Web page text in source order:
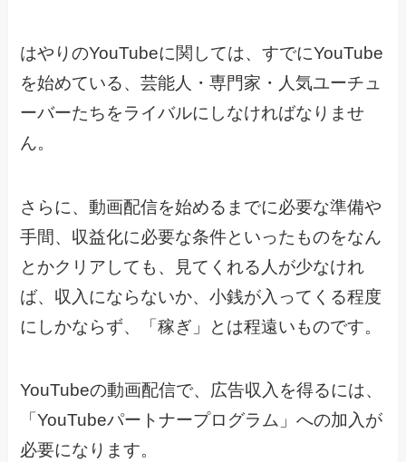
はやりのYouTubeに関しては、すでにYouTube
を始めている、芸能人・専門家・人気ユーチュ
ーバーたちをライバルにしなければなりませ
ん。
さらに、動画配信を始めるまでに必要な準備や
手間、収益化に必要な条件といったものをなん
とかクリアしても、見てくれる人が少なけれ
ば、収入にならないか、小銭が入ってくる程度
にしかならず、「稼ぎ」とは程遠いものです。
YouTubeの動画配信で、広告収入を得るには、
「YouTubeパートナープログラム」への加入が
必要になります。